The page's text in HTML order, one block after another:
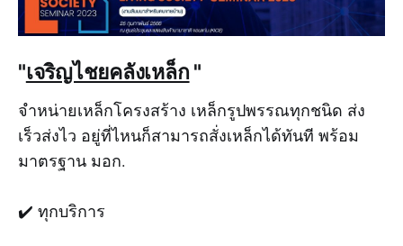
"เจริญไชยคลังเหล็ก "
จำหน่ายเหล็กโครงสร้าง เหล็กรูปพรรณทุกชนิด ส่ง
เร็วส่งไว อยู่ที่ไหนก็สามารถสั่งเหล็กได้ทันที พร้อม
มาตรฐาน มอก.
✔️ ทุกบริการ